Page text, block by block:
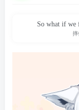
So what if we
摔